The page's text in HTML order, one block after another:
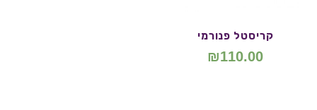
קריסטל פנורמי
₪110.00